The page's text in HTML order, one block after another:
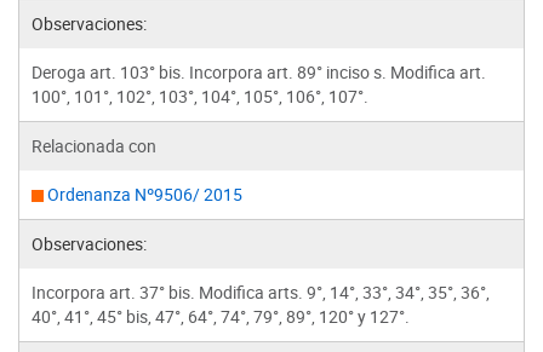
Observaciones:
Deroga art. 103° bis. Incorpora art. 89° inciso s. Modifica art.
100°, 101°, 102°, 103°, 104°, 105°, 106°, 107°.
Relacionada con
Ordenanza Nº9506/ 2015
Observaciones:
Incorpora art. 37° bis. Modifica arts. 9°, 14°, 33°, 34°, 35°, 36°,
40°, 41°, 45° bis, 47°, 64°, 74°, 79°, 89°, 120° y 127°.